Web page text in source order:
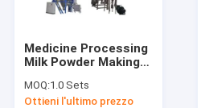
Medicine Processing
Milk Powder Making
Spray Dryer
MOQ:1.0 Sets
Ottieni l'ultimo prezzo